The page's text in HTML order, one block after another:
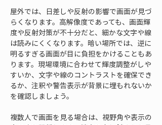
屋外では、日差しや反射の影響で画面が見づ
らくなります。高解像度であっても、画面輝
度や反射対策が不十分だと、細かな文字や線
は読みにくくなります。暗い場所では、逆に
明るすぎる画面が目に負担をかけることもあ
ります。現場環境に合わせて輝度調整がしや
すいか、文字や線のコントラストを確保でき
るか、注釈や警告表示が背景に埋もれないか
を確認しましょう。
複数人で画面を見る場合は、視野角や表示の